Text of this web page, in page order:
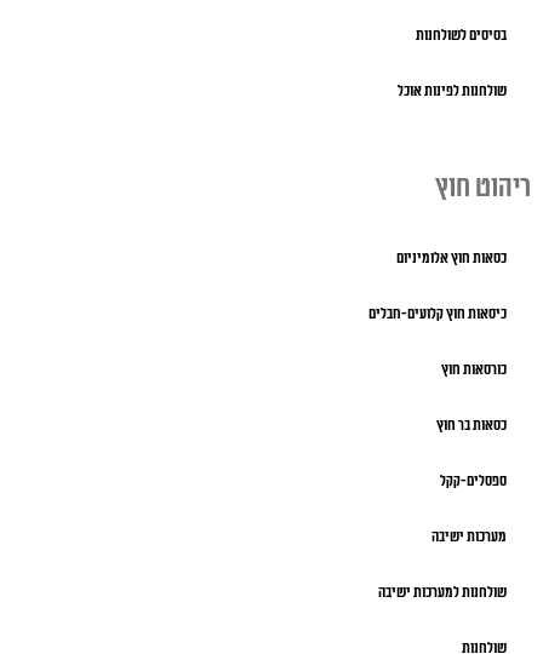
בסיסים לשולחנות
שולחנות לפינות אוכל
ריהוט חוץ
כסאות חוץ אלומיניום
כיסאות חוץ קלועים-חבלים
כורסאות חוץ
כסאות בר חוץ
ספסלים-קקל
מערכות ישיבה
שולחנות למערכות ישיבה
שולחנות